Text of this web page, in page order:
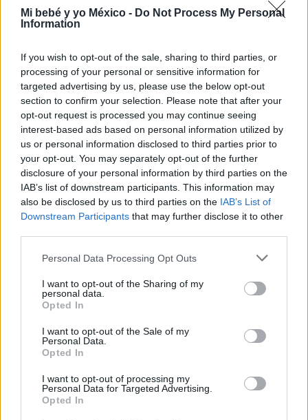
Mi bebé y yo México - Do Not Process My Personal
Information
If you wish to opt-out of the sale, sharing to third parties, or
processing of your personal or sensitive information for
targeted advertising by us, please use the below opt-out
section to confirm your selection. Please note that after your
opt-out request is processed you may continue seeing
interest-based ads based on personal information utilized by
us or personal information disclosed to third parties prior to
your opt-out. You may separately opt-out of the further
disclosure of your personal information by third parties on the
IAB’s list of downstream participants. This information may
also be disclosed by us to third parties on the IAB’s List of
Downstream Participants that may further disclose it to other
Personal Data Processing Opt Outs
I want to opt-out of the Sharing of my
personal data.
Opted In
I want to opt-out of the Sale of my
Personal Data.
Opted In
I want to opt-out of processing my
Personal Data for Targeted Advertising.
Opted In
¿Por qué es tan importante la lactancia
materna?
LEER
LACTANCIA MATERNA Y ARTIFICIAL
Mecedora de lactancia: características